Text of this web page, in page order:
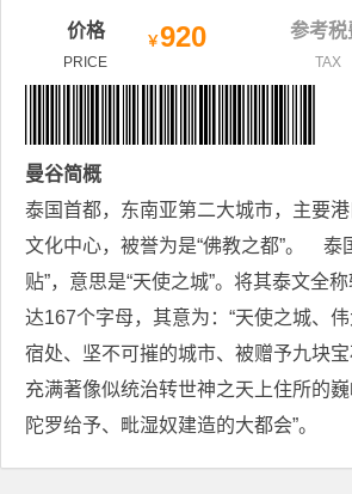
价格
PRICE
￥920 参考税
TAX
曼谷简概
泰国首都，东南亚第二大城市，主要港
文化中心，被誉为是“佛教之都”。 泰
贴”，意思是“天使之城”。将其泰文全
达167个字母，其意为：“天使之城、
宿处、坚不可摧的城市、被赠予九块宝
充满著像似统治转世神之天上住所的
陀罗给予、毗湿奴建造的大都会”。